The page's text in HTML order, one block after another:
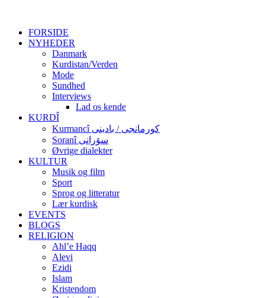
FORSIDE
NYHEDER
Danmark
Kurdistan/Verden
Mode
Sundhed
Interviews
Lad os kende
KURDÎ
Kurmancî کورمانجی / بادینی
Soranî سۆرانی
Øvrige dialekter
KULTUR
Musik og film
Sport
Sprog og litteratur
Lær kurdisk
EVENTS
BLOGS
RELIGION
Ahl’e Haqq
Alevi
Ezidi
Islam
Kristendom